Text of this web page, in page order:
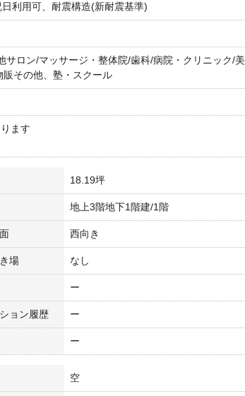
利用可、耐震構造(新耐震基準)
ロン/マッサージ・整体院/歯科/病院・クリニック/美
その他、塾・スクール
ます
18.19坪
地上3階地下1階建/1階
西向き
場 なし
ー
ョン履歴 ー
ー
空